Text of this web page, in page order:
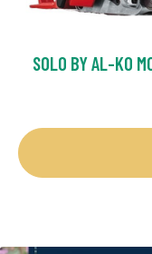
SOLO BY AL-KO